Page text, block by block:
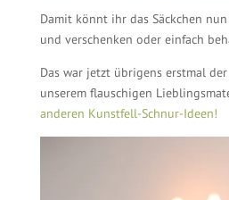
Damit könnt ihr das Säckchen
und verschenken oder einfach
Das war jetzt übrigens erstmal
unserem flauschigen
anderen Kunstfell-Schnur-Ideen!